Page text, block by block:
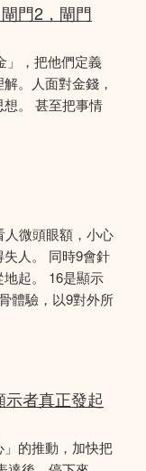
門2，閘門
」，把他們定義
。人面對金錢，
。 甚至把事情
人微頭眼額，小心
人。 同時9會針
起。 16是顯示
體驗，以9對外所
者真正發起
的推動，加快把